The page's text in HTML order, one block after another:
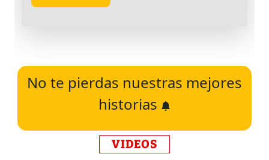
No te pierdas nuestras mejores
historias
VIDEOS